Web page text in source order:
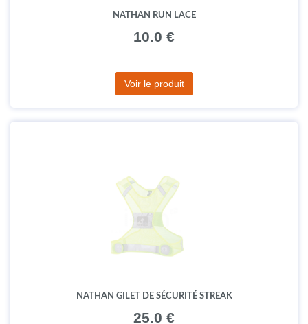
NATHAN RUN LACE
10.0 €